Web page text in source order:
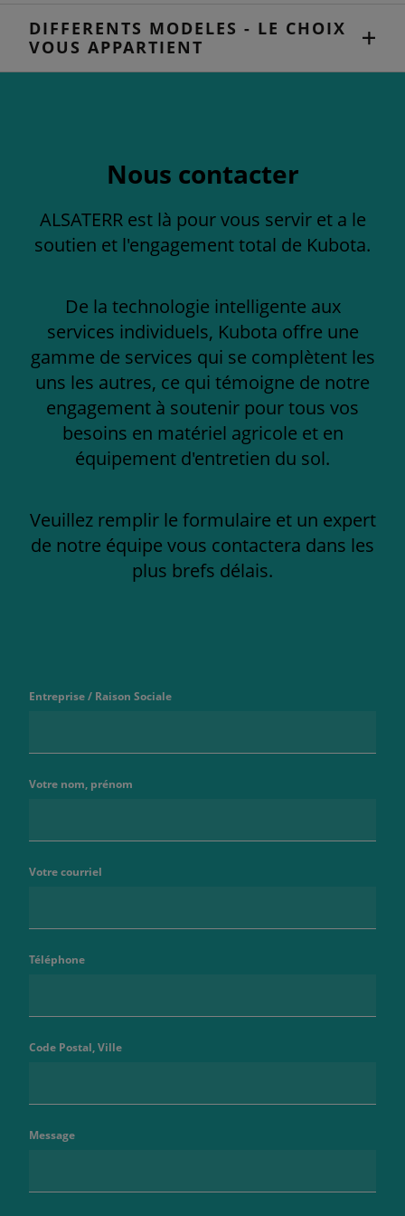
DIFFERENTS MODELES - LE CHOIX
VOUS APPARTIENT
Nous contacter
ALSATERR est là pour vous servir et a le
soutien et l'engagement total de Kubota.
De la technologie intelligente aux
services individuels, Kubota offre une
gamme de services qui se complètent les
uns les autres, ce qui témoigne de notre
engagement à soutenir pour tous vos
besoins en matériel agricole et en
équipement d'entretien du sol.
Veuillez remplir le formulaire et un expert
de notre équipe vous contactera dans les
plus brefs délais.
Entreprise / Raison Sociale
Votre nom, prénom
Votre courriel
Téléphone
Code Postal, Ville
Message